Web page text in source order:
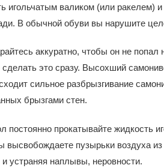
игольчатым валиком (или
В обычной обуви вы нарушите
аккуратно, чтобы он не
это сразу. Высохший
сильное разбрызгивание
брызгами стен.
постоянно прокатывайте жидкость
высвобождаете пузырьки воздуха
устраняя наплывы, неровности.